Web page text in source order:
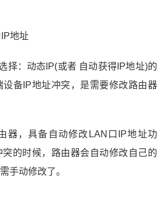
地址
择：动态IP(或者 自动获得IP地址)的
设备IP地址冲突，是需要修改路由器
器，具备自动修改LAN口IP地址功
的时候，路由器会自动修改自己的
手动修改了。